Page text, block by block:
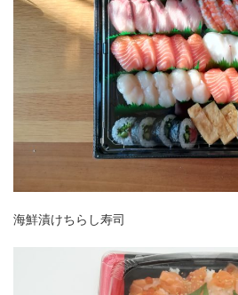
海鮮漬けちらし寿司